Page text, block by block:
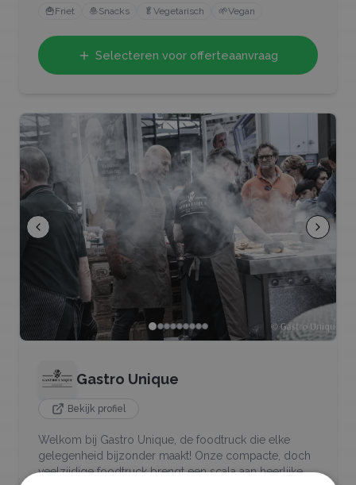
🍟Friet 🧆Snacks 🥬 Vegetarisch 🌱Vegan
Selecteren voor offerteaanvraag
Gastro Unique
Bekijk profiel
Welkom bij Gastro Unique, de foodtruck die elke
gelegenheid bijzonder maakt! Onze compacte, doch
veelzijdige foodtruck brengt een scala aan heerlijke